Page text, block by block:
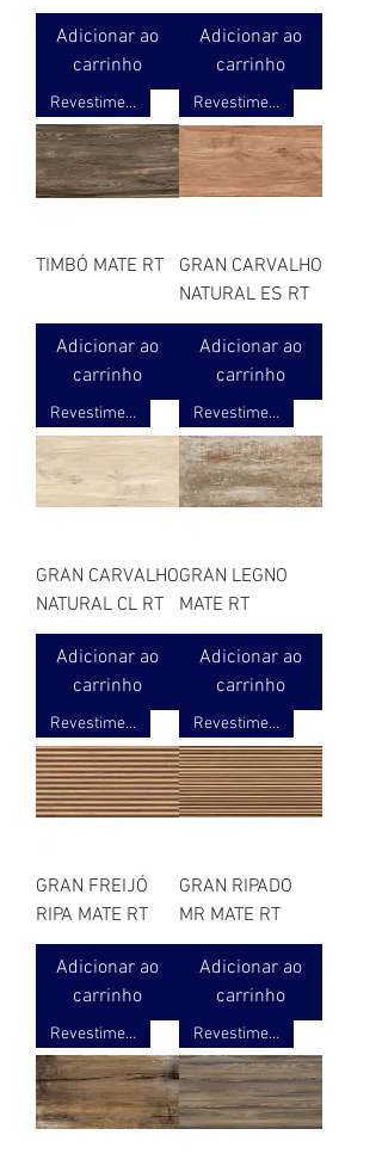
Adicionar ao
carrinho
Adicionar ao
carrinho
Revestimento ret. acetinado 3D
TIMBÓ MATE RT
Adicionar ao
carrinho
Revestimento ret. acetinado 3D
GRAN CARVALHO
NATURAL ES RT
Adicionar ao
carrinho
Revestimento ret. acetinado 3D
GRAN CARVALHO
NATURAL CL RT
Adicionar ao
carrinho
Revestimento ret. acetinado 3D
GRAN LEGNO
MATE RT
Adicionar ao
carrinho
Revestimento ret. acetinado 3D
GRAN FREIJÓ
RIPA MATE RT
Adicionar ao
carrinho
Revestimento ret. acetinado 3D
GRAN RIPADO
MR MATE RT
Adicionar ao
carrinho
Revestimento ret. acetinado 3D Revestimento ret. acetinado 3D